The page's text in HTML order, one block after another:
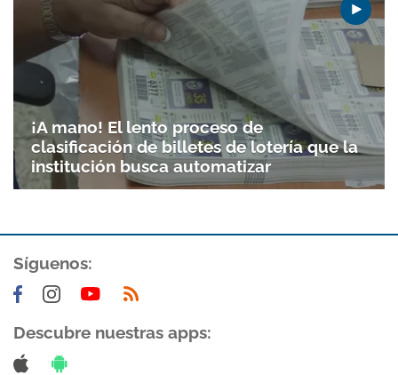
Gracias por suscribirte a nuestro boletín.
¡A mano! El lento proceso de
clasificación de billetes de lotería que la
institución busca automatizar
Síguenos:
Descubre nuestras apps: